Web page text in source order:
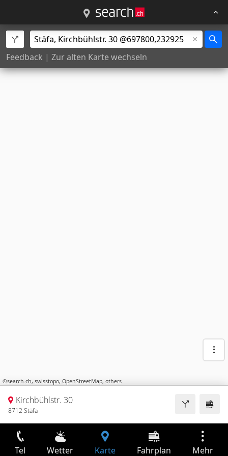
Feedback | Zur alten Karte wechseln
©search.ch, swisstopo, OpenStreetMap, others
Kirchbühlstr. 30
8712 Stäfa
Tel Wetter Karte Fahrplan Mehr